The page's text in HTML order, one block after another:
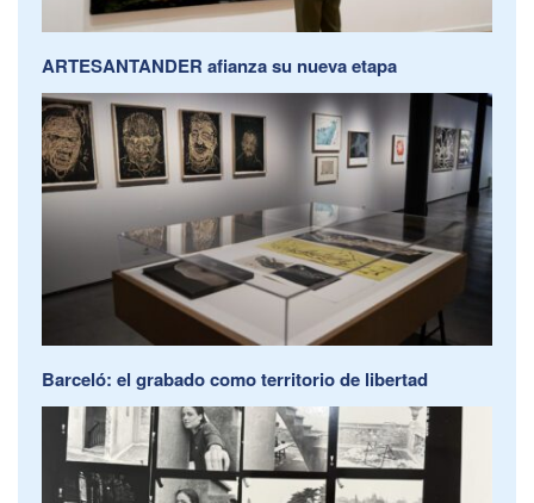
ARTESANTANDER afianza su nueva etapa
Barceló: el grabado como territorio de libertad